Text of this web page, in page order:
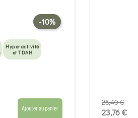
-10%
Hyperactivité
et TDAH
Ajouter au panier
26,40 €
23,76 €